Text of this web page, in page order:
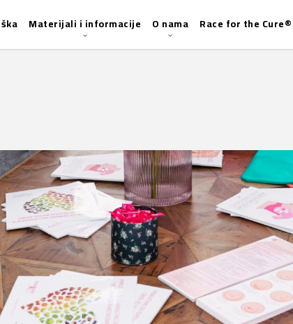
Materijali i informacije O nama Race for the Cure®